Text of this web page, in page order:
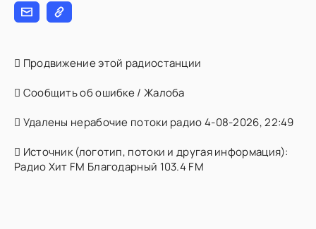
Продвижение этой радиостанции
Сообщить об ошибке / Жалоба
Удалены нерабочие потоки радио 4-08-2026, 22:49
Источник (логотип, потоки и другая информация):
Радио Хит FM Благодарный 103.4 FM